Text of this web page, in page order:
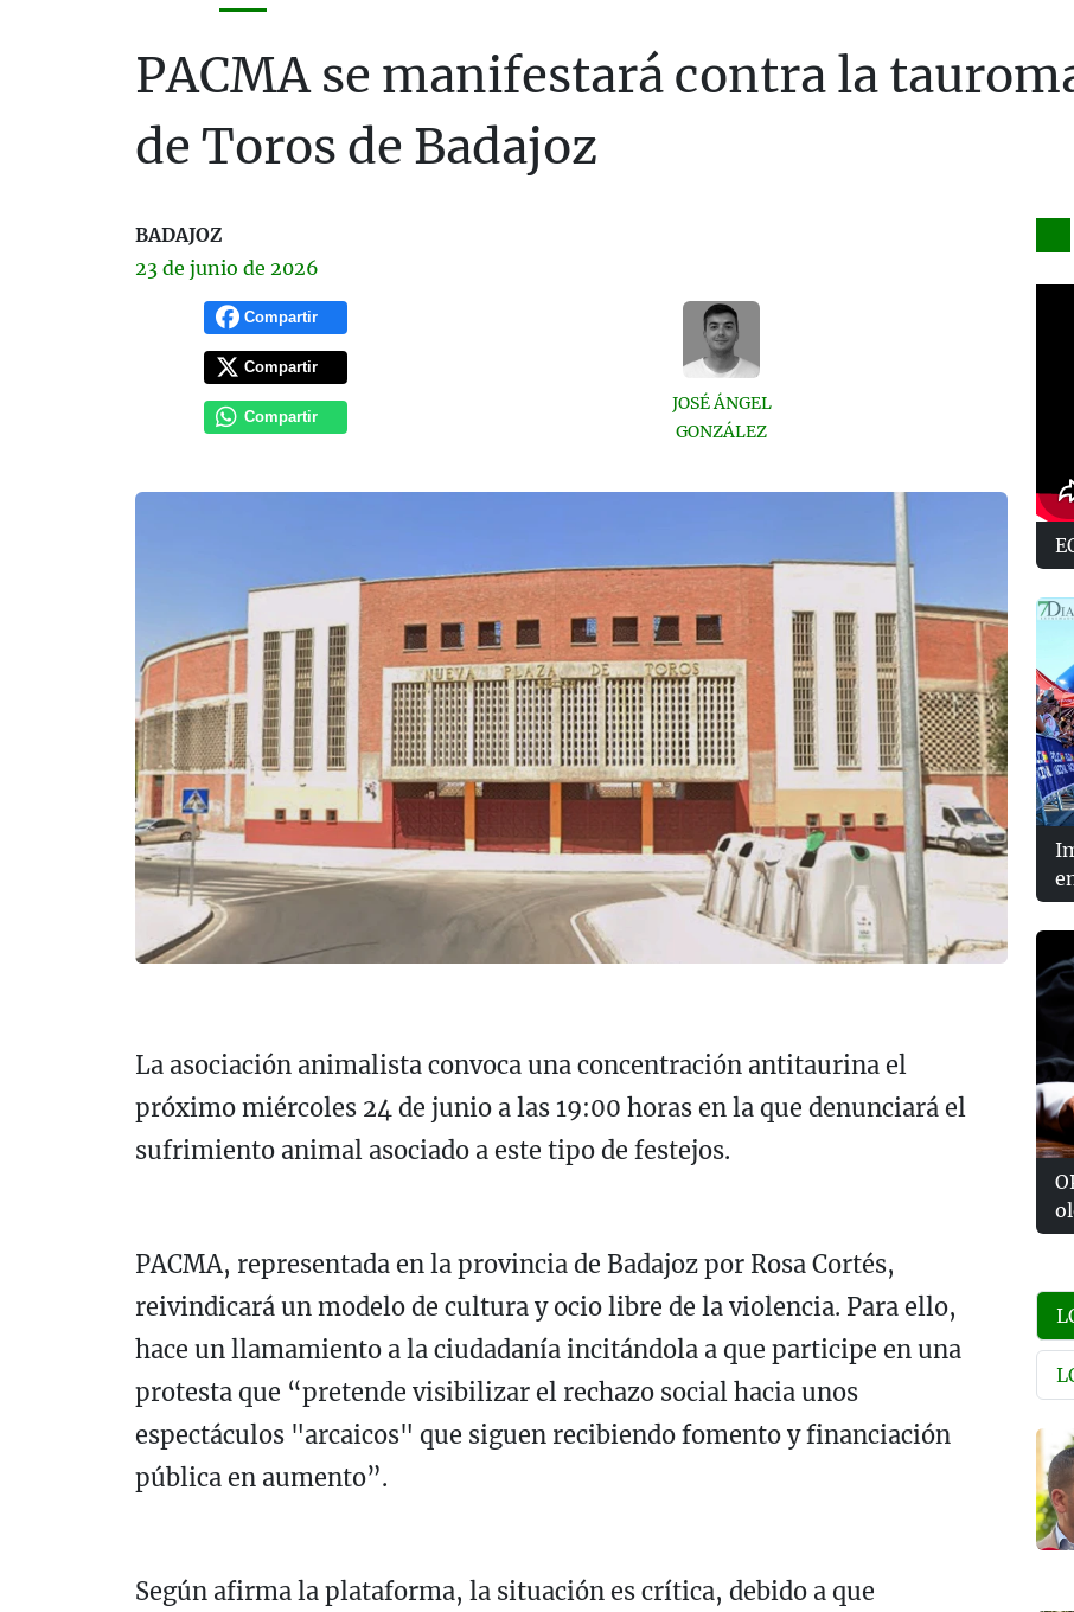
PACMA se manifestará contra la
de Toros de Badajoz
BADAJOZ
23 de junio de 2026
Compartir
Compartir
Compartir
JOSÉ ÁNGEL
GONZÁLEZ
La asociación animalista convoca una concentración antitaurina el
próximo miércoles 24 de junio a las 19:00 horas en la que denunciará el
sufrimiento animal asociado a este tipo de festejos.
PACMA, representada en la provincia de Badajoz por Rosa Cortés,
reivindicará un modelo de cultura y ocio libre de la violencia. Para ello,
hace un llamamiento a la ciudadanía incitándola a que participe en una
protesta que “pretende visibilizar el rechazo social hacia unos
espectáculos "arcaicos" que siguen recibiendo fomento y financiación
pública en aumento”.
Según afirma la plataforma, la situación es crítica, debido a que